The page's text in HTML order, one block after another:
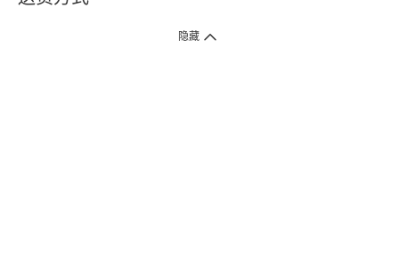
1. 送货到府（受卫生署条例规管产品除外 ）
隐藏